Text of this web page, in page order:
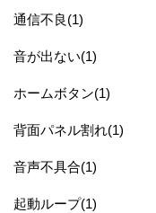
通信不良(1)
音が出ない(1)
ホームボタン(1)
背面パネル割れ(1)
音声不具合(1)
起動ループ(1)